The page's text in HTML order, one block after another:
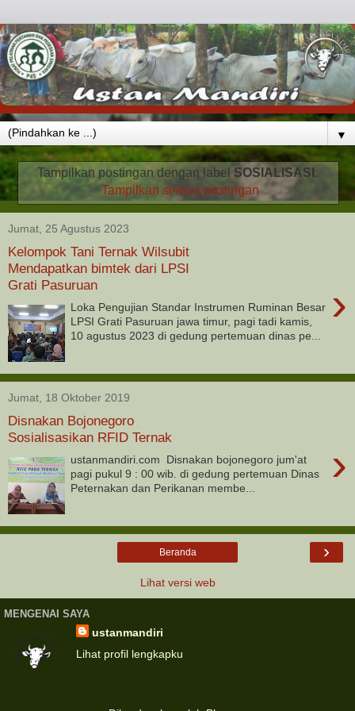
▼
Tampilkan postingan dengan label SOSIALISASI .
Tampilkan semua postingan
Jumat, 25 Agustus 2023
Kelompok Tani Ternak Wilsubit
Mendapatkan bimtek dari LPSI
Grati Pasuruan
›
Loka Pengujian Standar Instrumen Ruminan Besar
LPSI Grati Pasuruan jawa timur, pagi tadi kamis,
10 agustus 2023 di gedung pertemuan dinas pe...
Jumat, 18 Oktober 2019
Disnakan Bojonegoro
Sosialisasikan RFID Ternak
›
ustanmandiri.com Disnakan bojonegoro jum'at
pagi pukul 9 : 00 wib. di gedung pertemuan Dinas
Peternakan dan Perikanan membe...
›
Beranda
Lihat versi web
MENGENAI SAYA
ustanmandiri
Lihat profil lengkapku